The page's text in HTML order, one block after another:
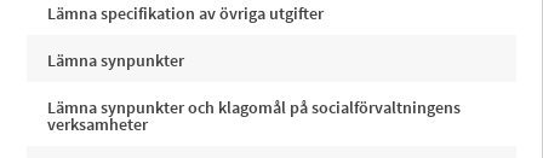
Lämna specifikation av övriga utgifter
Lämna synpunkter
Lämna synpunkter och klagomål på socialförvaltningens
verksamheter